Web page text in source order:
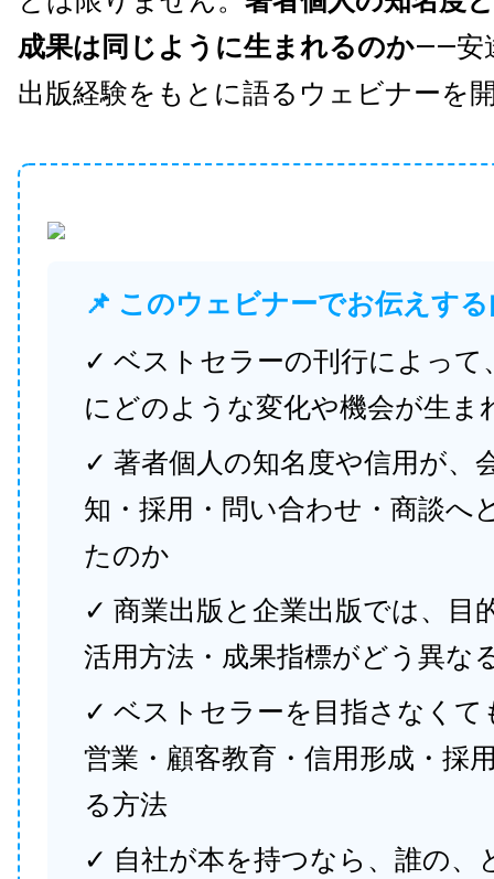
成果は同じように生まれるのか——安
出版経験をもとに語るウェビナーを
📌 このウェビナーでお伝えす
✓ ベストセラーの刊行によって
にどのような変化や機会が生ま
✓ 著者個人の知名度や信用が、
知・採用・問い合わせ・商談へ
たのか
✓ 商業出版と企業出版では、目
活用方法・成果指標がどう異な
✓ ベストセラーを目指さなくて
営業・顧客教育・信用形成・採
る方法
✓ 自社が本を持つなら、誰の、